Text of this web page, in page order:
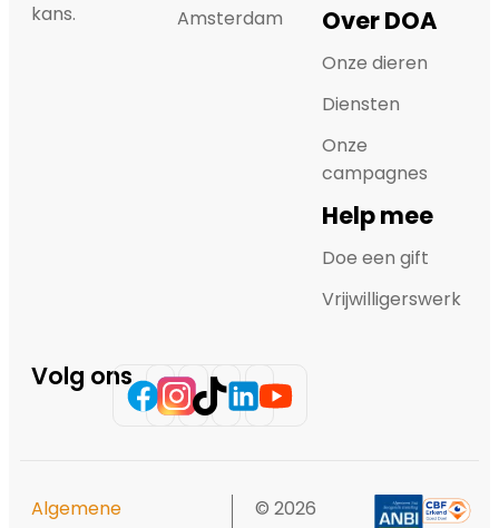
kans.
Amsterdam
Over DOA
Onze dieren
Diensten
Onze
campagnes
Help mee
Doe een gift
Vrijwilligerswerk
Volg ons
© 2026
Algemene